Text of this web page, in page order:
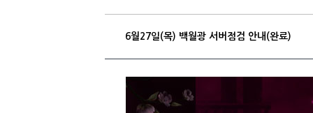
6월27일(목) 백월광 서버점검 안내(완료)